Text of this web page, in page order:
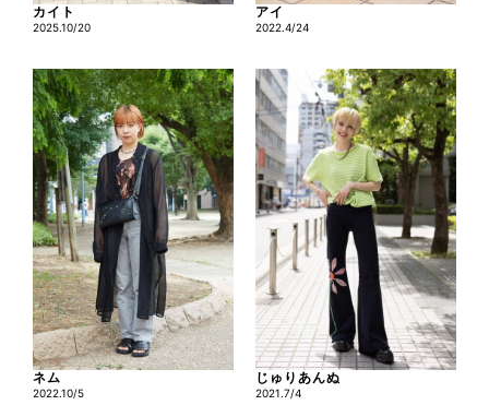
カイト
2025.10/20
アイ
2022.4/24
ネム
2022.10/5
じゅりあんぬ
2021.7/4